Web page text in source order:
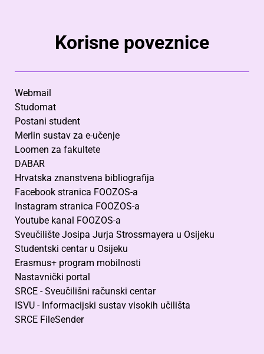
Korisne poveznice
Webmail
Studomat
Postani student
Merlin sustav za e-učenje
Loomen za fakultete
DABAR
Hrvatska znanstvena bibliografija
Facebook stranica FOOZOS-a
Instagram stranica FOOZOS-a
Youtube kanal FOOZOS-a
Sveučilište Josipa Jurja Strossmayera u Osijeku
Studentski centar u Osijeku
Erasmus+ program mobilnosti
Nastavnički portal
SRCE - Sveučilišni računski centar
ISVU - Informacijski sustav visokih učilišta
SRCE FileSender